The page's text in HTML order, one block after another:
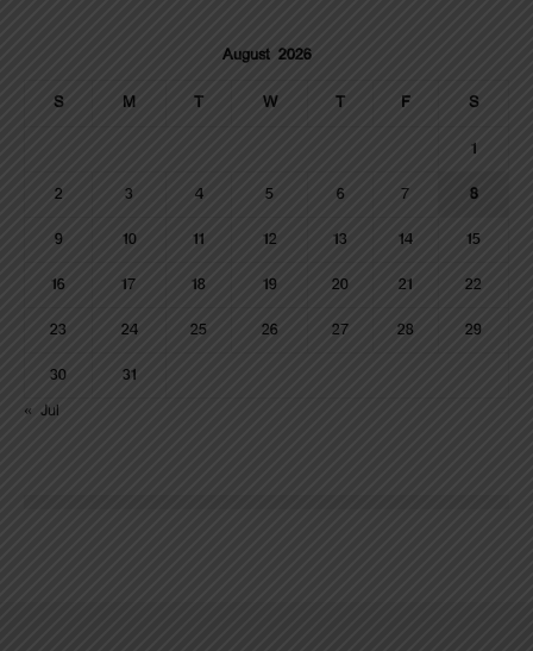
August 2026
S M T W T F S
1
2 3 4 5 6 7 8
9 10 11 12 13 14 15
16 17 18 19 20 21 22
23 24 25 26 27 28 29
30
31
« Jul